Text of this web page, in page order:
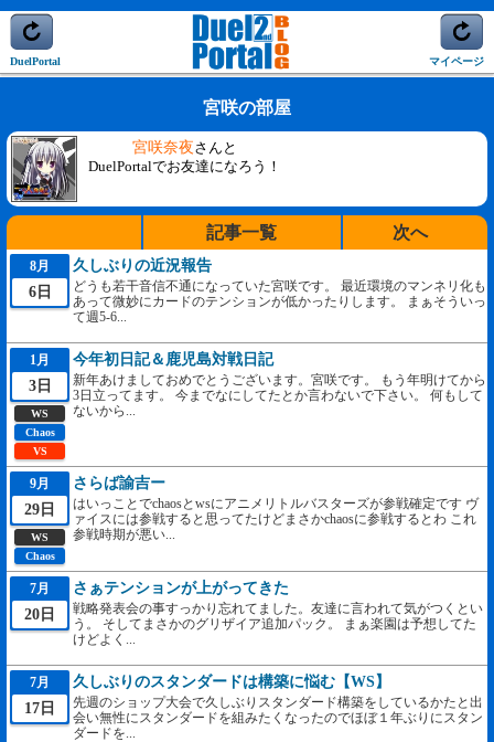
DuelPortal マイページ
宮咲の部屋
宮咲奈夜さんと
DuelPortalでお友達になろう！
記事一覧 次へ
8月
6日
久しぶりの近況報告
どうも若干音信不通になっていた宮咲です。 最近環境のマンネリ化も
あって微妙にカードのテンションが低かったりします。 まぁそういっ
て週5-6...
1月
3日
WS
Chaos
VS
今年初日記＆鹿児島対戦日記
新年あけましておめでとうございます。宮咲です。 もう年明けてから
3日立ってます。 今までなにしてたとか言わないで下さい。 何もして
ないから...
9月
29日
WS
Chaos
さらば諭吉ー
はいっことでchaosとwsにアニメリトルバスターズが参戦確定です ヴ
ァイスには参戦すると思ってたけどまさかchaosに参戦するとわ これ
参戦時期が悪い...
7月
20日
さぁテンションが上がってきた
戦略発表会の事すっかり忘れてました。友達に言われて気がつくとい
う。 そしてまさかのグリザイア追加パック。 まぁ楽園は予想してた
けどよく...
7月
17日
久しぶりのスタンダードは構築に悩む【WS】
先週のショップ大会で久しぶりスタンダード構築をしているかたと出
会い無性にスタンダードを組みたくなったのでほぼ１年ぶりにスタン
ダードを...